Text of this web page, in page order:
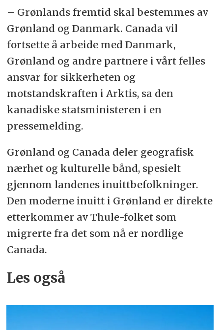
– Grønlands fremtid skal bestemmes av
Grønland og Danmark. Canada vil
fortsette å arbeide med Danmark,
Grønland og andre partnere i vårt felles
ansvar for sikkerheten og
motstandskraften i Arktis, sa den
kanadiske statsministeren i en
pressemelding.
Grønland og Canada deler geografisk
nærhet og kulturelle bånd, spesielt
gjennom landenes inuittbefolkninger.
Den moderne inuitt i Grønland er direkte
etterkommer av Thule-folket som
migrerte fra det som nå er nordlige
Canada.
Les også